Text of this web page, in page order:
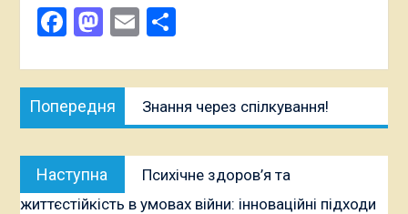
Facebook
Mastodon
EmailПоділитися
Навігація
записів
Попередня
публікація:
Знання через спілкування!
Наступна
публікація:
Психічне здоров’я та
життєстійкість в умовах війни: інноваційні підходи